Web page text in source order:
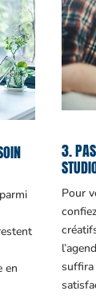
en
3.
Pour
suffira